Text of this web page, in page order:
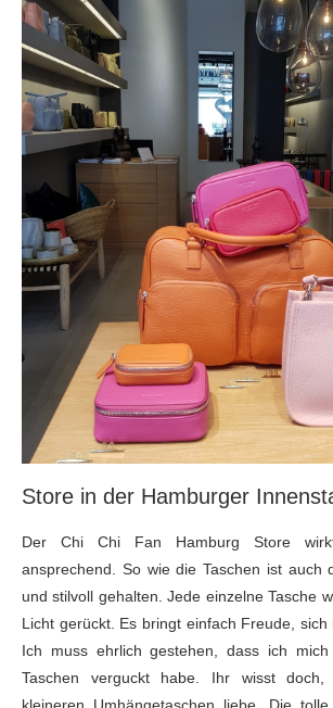
Store in der Hamburger
Der Chi Chi Fan Hamburg Store
ansprechend. So wie die Taschen ist auch
und stilvoll gehalten. Jede einzelne Tasche
Licht gerückt. Es bringt einfach Freude, sich
Ich muss ehrlich gestehen, dass ich
Taschen verguckt habe. Ihr wisst
kleineren Umhängetaschen liebe. Die